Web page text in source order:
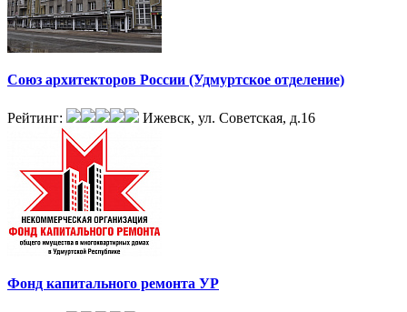
Союз архитекторов России (Удмуртское отделение)
Рейтинг: Ижевск, ул. Советская, д.16
Фонд капитального ремонта УР